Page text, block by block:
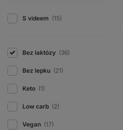
S videem (15)
Bez laktózy (36)
Bez lepku (21)
Keto (1)
Low carb (2)
Vegan (17)